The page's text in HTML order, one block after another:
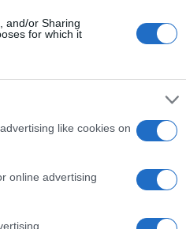
and/or Sharing
for which it
like cookies on
online advertising
A
que o
potencial de
sobre os